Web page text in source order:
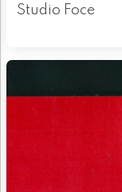
Studio Foce